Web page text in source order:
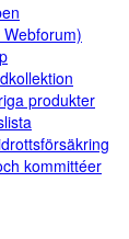
produkter
kommittéer